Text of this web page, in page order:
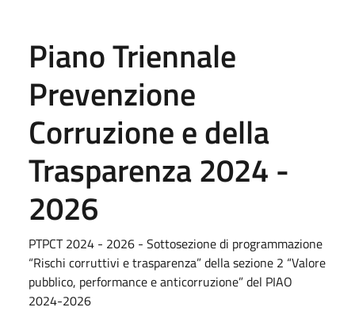
Piano Triennale
Prevenzione
Corruzione e della
Trasparenza 2024 -
2026
PTPCT 2024 - 2026 - Sottosezione di programmazione
“Rischi corruttivi e trasparenza” della sezione 2 “Valore
pubblico, performance e anticorruzione” del PIAO
2024-2026